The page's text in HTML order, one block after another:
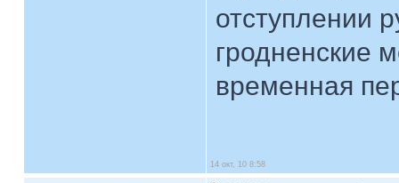
отступлении
гродненские
временная
14 окт, 10 8:58